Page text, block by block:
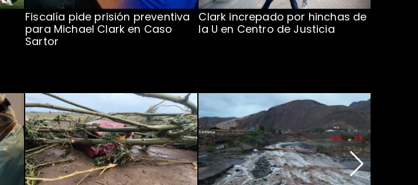
Fiscalía pide prisión preventiva
para Michael Clark en Caso
Sartor
Clark increpado por hinchas de
la U en Centro de Justicia